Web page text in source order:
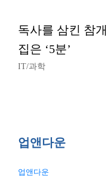
독사를 삼킨 참
집은 ‘5분’
IT/과학
업앤다운
업앤다운